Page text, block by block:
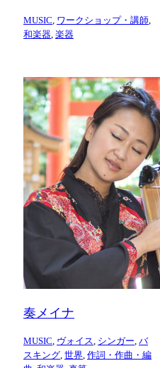
MUSIC, ワークショップ・講師,
和楽器, 楽器
奏メイナ
MUSIC, ヴォイス, シンガー, バ
スキング, 世界, 作詞・作曲・編